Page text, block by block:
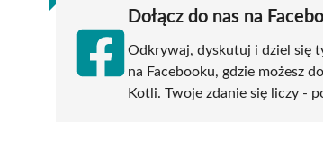
Dołącz do nas na
Odkrywaj, dyskutuj i dziel się
na Facebooku, gdzie możesz
Kotli. Twoje zdanie się liczy -